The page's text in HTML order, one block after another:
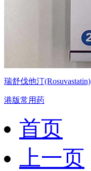
瑞舒伐他汀(Rosuvastatin)
港版常用药
首页
上一页